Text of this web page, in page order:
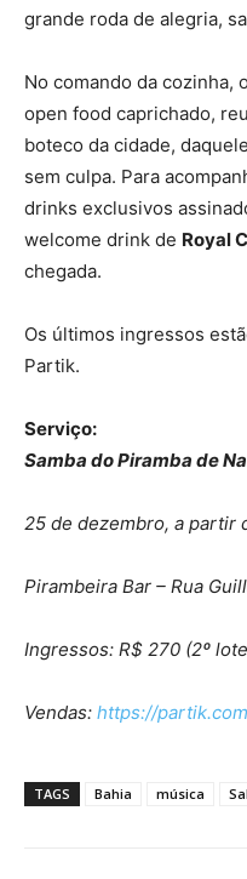
grande roda de alegria,
No comando da cozinha, o
open food caprichado,
boteco da cidade,
sem culpa. Para
drinks exclusivos
welcome drink de Royal
chegada.
Os últimos ingressos
Partik.
Serviço:
Samba do Piramba de
25 de dezembro, a partir
Pirambeira Bar – Rua
Ingressos: R$ 270 (2º
Vendas: https://
TAGS Bahia música